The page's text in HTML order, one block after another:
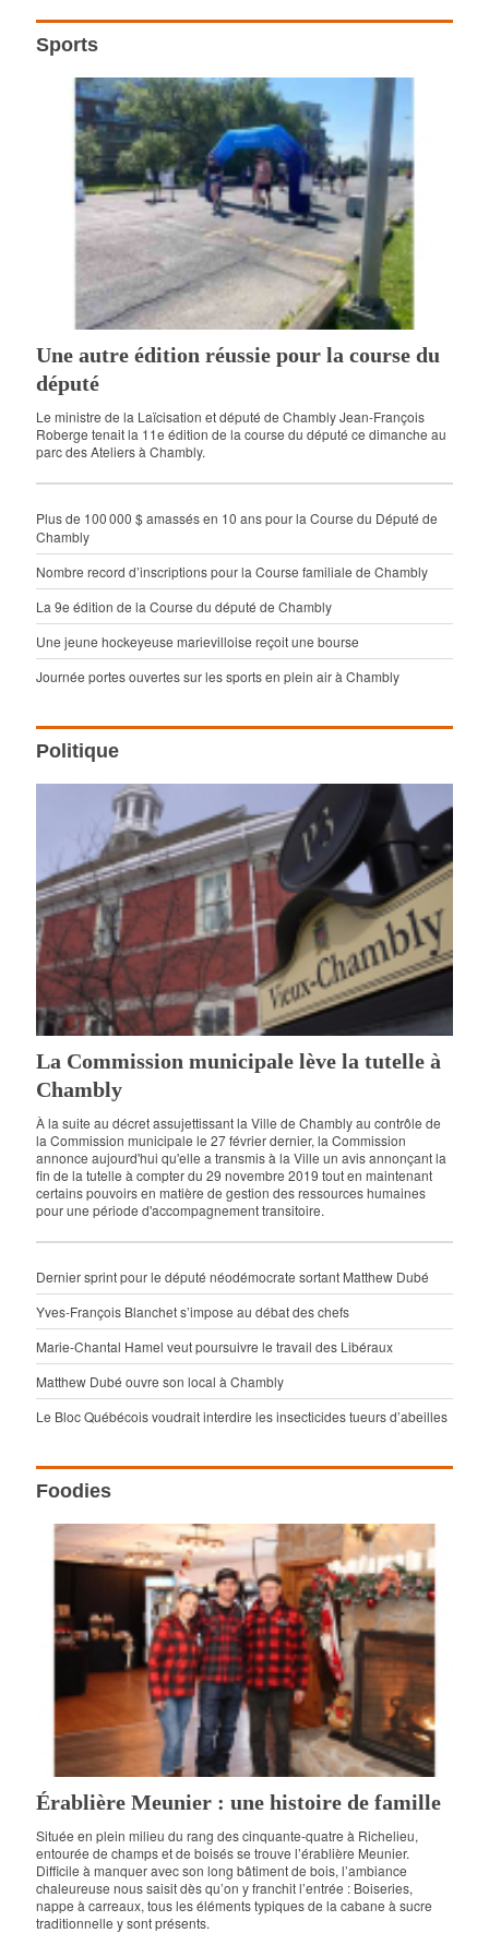
Sports
Une autre édition réussie pour la course du
député
Le ministre de la Laïcisation et député de Chambly Jean-François
Roberge tenait la 11e édition de la course du député ce dimanche au
parc des Ateliers à Chambly.
Plus de 100 000 $ amassés en 10 ans pour la Course du Député de
Chambly
Nombre record d’inscriptions pour la Course familiale de Chambly
La 9e édition de la Course du député de Chambly
Une jeune hockeyeuse marievilloise reçoit une bourse
Journée portes ouvertes sur les sports en plein air à Chambly
Politique
La Commission municipale lève la tutelle à
Chambly
À la suite au décret assujettissant la Ville de Chambly au contrôle de
la Commission municipale le 27 février dernier, la Commission
annonce aujourd'hui qu'elle a transmis à la Ville un avis annonçant la
fin de la tutelle à compter du 29 novembre 2019 tout en maintenant
certains pouvoirs en matière de gestion des ressources humaines
pour une période d'accompagnement transitoire.
Dernier sprint pour le député néodémocrate sortant Matthew Dubé
Yves-François Blanchet s’impose au débat des chefs
Marie-Chantal Hamel veut poursuivre le travail des Libéraux
Matthew Dubé ouvre son local à Chambly
Le Bloc Québécois voudrait interdire les insecticides tueurs d’abeilles
Foodies
Érablière Meunier : une histoire de famille
Située en plein milieu du rang des cinquante-quatre à Richelieu,
entourée de champs et de boisés se trouve l’érablière Meunier.
Difficile à manquer avec son long bâtiment de bois, l’ambiance
chaleureuse nous saisit dès qu’on y franchit l’entrée : Boiseries,
nappe à carreaux, tous les éléments typiques de la cabane à sucre
traditionnelle y sont présents.